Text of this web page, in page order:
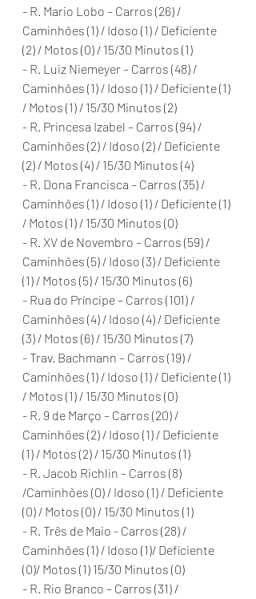
- R. Mario Lobo – Carros (26) /
Caminhões (1) / Idoso (1) / Deficiente
(2) / Motos (0) / 15/30 Minutos (1)
- R. Luiz Niemeyer – Carros (48) /
Caminhões (1) / Idoso (1) / Deficiente (1)
/ Motos (1) / 15/30 Minutos (2)
- R. Princesa Izabel – Carros (94) /
Caminhões (2) / Idoso (2) / Deficiente
(2) / Motos (4) / 15/30 Minutos (4)
- R. Dona Francisca – Carros (35) /
Caminhões (1) / Idoso (1) / Deficiente (1)
/ Motos (1) / 15/30 Minutos (0)
- R. XV de Novembro – Carros (59) /
Caminhões (5) / Idoso (3) / Deficiente
(1) / Motos (5) / 15/30 Minutos (6)
- Rua do Príncipe – Carros (101) /
Caminhões (4) / Idoso (4) / Deficiente
(3) / Motos (6) / 15/30 Minutos (7)
- Trav. Bachmann – Carros (19) /
Caminhões (1) / Idoso (1) / Deficiente (1)
/ Motos (1) / 15/30 Minutos (0)
- R. 9 de Março – Carros (20) /
Caminhões (2) / Idoso (1) / Deficiente
(1) / Motos (2) / 15/30 Minutos (1)
- R. Jacob Richlin – Carros (8)
/Caminhões (0) / Idoso (1) / Deficiente
(0) / Motos (0) / 15/30 Minutos (1)
- R. Três de Maio - Carros (28) /
Caminhões (1) / Idoso (1)/ Deficiente
(0)/ Motos (1) 15/30 Minutos (0)
- R. Rio Branco – Carros (31) /